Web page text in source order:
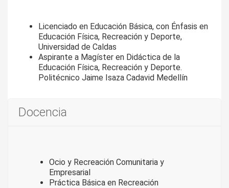
Licenciado en Educación Básica, con Énfasis en
Educación Física, Recreación y Deporte,
Universidad de Caldas
Aspirante a Magíster en Didáctica de la
Educación Física, Recreación y Deporte.
Politécnico Jaime Isaza Cadavid Medellín
Docencia
Ocio y Recreación Comunitaria y
Empresarial
Práctica Básica en Recreación